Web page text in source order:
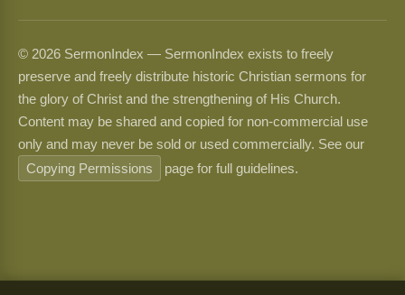
© 2026 SermonIndex — SermonIndex exists to freely
preserve and freely distribute historic Christian sermons for
the glory of Christ and the strengthening of His Church.
Content may be shared and copied for non-commercial use
only and may never be sold or used commercially. See our
Copying Permissions
page for full guidelines.